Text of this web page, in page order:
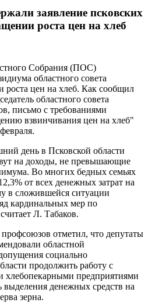
заявление псковских
роста цен на хлеб
Собрания (ПОС)
областного совета
роста цен на хлеб. Как сообщил
областного совета
письмо с требованиями
взвинчивания цен на хлеб"
день в Псковской области
на доходы, не превышающие
Во многих бедных семьях
от всех денежных затрат на
в сложившейся ситуации
кардинальных мер по
Л. Табаков.
профсоюзов отметил, что депутаты
областной
социально
продолжить работу с
предприятиями
выделения денежных средств на
зерна.